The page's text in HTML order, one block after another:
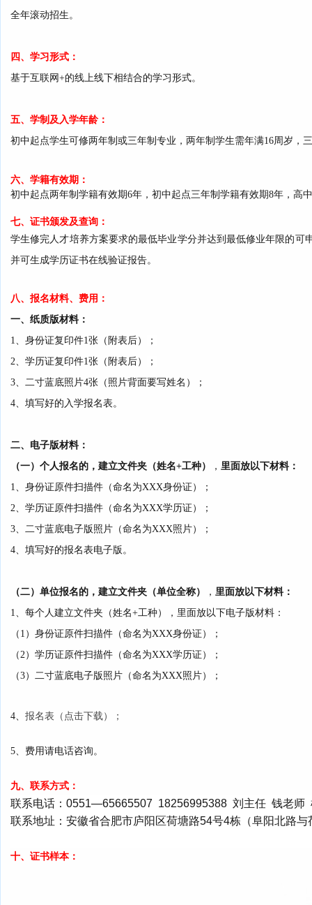
全年滚动招生。
四、学习形式：
基于互联网+的线上线下相结合的学习形式。
五、学制及入学年龄：
初中起点学生可修两年制或三年制专业，两年制学生需年满16周岁，
六、学籍有效期 ：
初中起点两年制学籍有效期6年，初中起点三年制学籍有效期8年，高
七、证书颁发及查询 ：
学生修完人才培养方案要求的最低毕业学分并达到最低修业年限的
并可生成学历证书在线验证报告。
八、 报名材料、费用 ：
一、纸质版材料：
1、身份证复印件1张（附表后）
；
2、学历证复印件1张（附表后）
；
3、二寸蓝底照片4张（照片背面要写姓名）；
4、填写好的入学报名表。
二、电子版材料：
（一）个人报名的，建立文件夹（姓名+工种）
， 里面放以下材料：
1、身份证原件扫描件（命名为XXX身份证）；
2、学历证原件扫描件（命名为XXX学历证）；
3、二寸蓝底电子版照片（命名为XXX照片）；
4、填写好的报名表电子版。
（二）单位报名的，建立文件夹（单位全称） ， 里面放以下材料：
1、每个人建立文件夹（姓名+工种），里面放以下电子版材料：
（1）身份证原件扫描件（命名为XXX身份证）；
（2）学历证原件扫描件（命名为XXX学历证）；
（3）二寸蓝底电子版照片（命名为XXX照片）；
4、 报名表（点击下载）；
5、费用请电话咨询。
九、联系方式：
联系电话：0551—65665507 18256995388 刘主任 钱老
联系地址：安徽省合肥市庐阳区荷塘路54号4栋（阜阳北路
十、证书样本：